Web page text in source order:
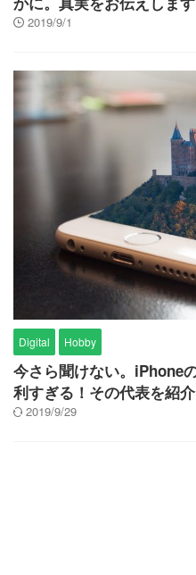
2019/9/1
Digital Hobby
今さら聞けない。iPhone
利すぎる！その代表を紹介
2019/9/29